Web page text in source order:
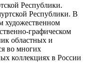
Республики.
Республики. В
художественном
графическом
областных и
во многих
коллекциях в России